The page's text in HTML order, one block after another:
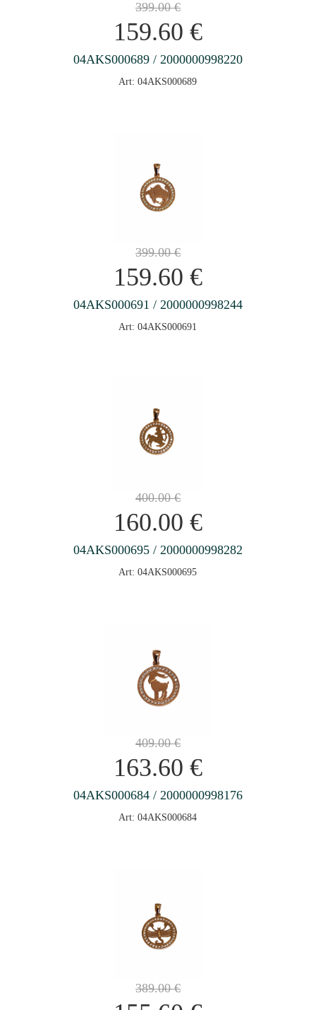
399.00€
159.60 €
04AKS000689 / 2000000998220
Art: 04AKS000689
399.00€
159.60 €
04AKS000691 / 2000000998244
Art: 04AKS000691
400.00€
160.00 €
04AKS000695 / 2000000998282
Art: 04AKS000695
409.00€
163.60 €
04AKS000684 / 2000000998176
Art: 04AKS000684
389.00€